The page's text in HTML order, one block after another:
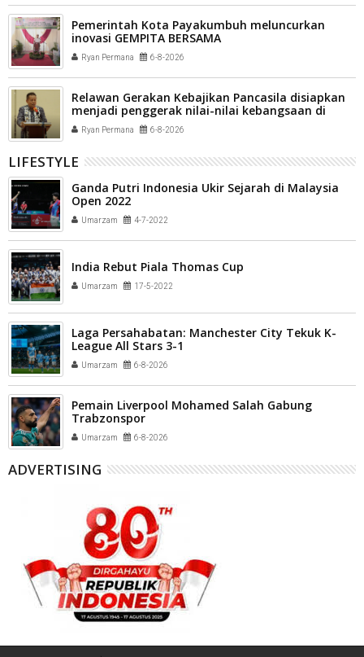
Pemerintah Kota Payakumbuh meluncurkan
inovasi GEMPITA BERSAMA
Ryan Permana 6-8-2026
Relawan Gerakan Kebajikan Pancasila disiapkan
menjadi penggerak nilai-nilai kebangsaan di
tengah masyarakat Kota Payakumbuh
Ryan Permana 6-8-2026
LIFESTYLE
Ganda Putri Indonesia Ukir Sejarah di Malaysia
Open 2022
Umarzam 4-7-2022
India Rebut Piala Thomas Cup
Umarzam 17-5-2022
Laga Persahabatan: Manchester City Tekuk K-
League All Stars 3-1
Umarzam 6-8-2026
Pemain Liverpool Mohamed Salah Gabung
Trabzonspor
Umarzam 6-8-2026
ADVERTISING